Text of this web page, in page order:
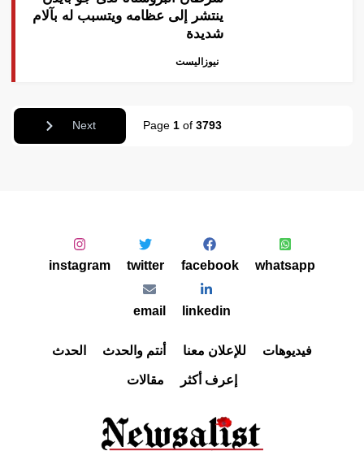
ينتشر إلى عظامه ويتسبب له بآلام
شديدة
نيوزاليست
Page 1of 3793
Next
فيديوهات للإعلان معنا أنتم والحدث
الحدث
إعرف أكثر
مقالات
whatsapp
facebook
twitter
instagram
linkedin
email